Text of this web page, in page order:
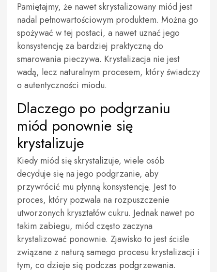
Pamiętajmy, że nawet skrystalizowany miód jest
nadal pełnowartościowym produktem. Można go
spożywać w tej postaci, a nawet uznać jego
konsystencję za bardziej praktyczną do
smarowania pieczywa. Krystalizacja nie jest
wadą, lecz naturalnym procesem, który świadczy
o autentyczności miodu.
Dlaczego po podgrzaniu
miód ponownie się
krystalizuje
Kiedy miód się skrystalizuje, wiele osób
decyduje się na jego podgrzanie, aby
przywrócić mu płynną konsystencję. Jest to
proces, który pozwala na rozpuszczenie
utworzonych kryształów cukru. Jednak nawet po
takim zabiegu, miód często zaczyna
krystalizować ponownie. Zjawisko to jest ściśle
związane z naturą samego procesu krystalizacji i
tym, co dzieje się podczas podgrzewania.